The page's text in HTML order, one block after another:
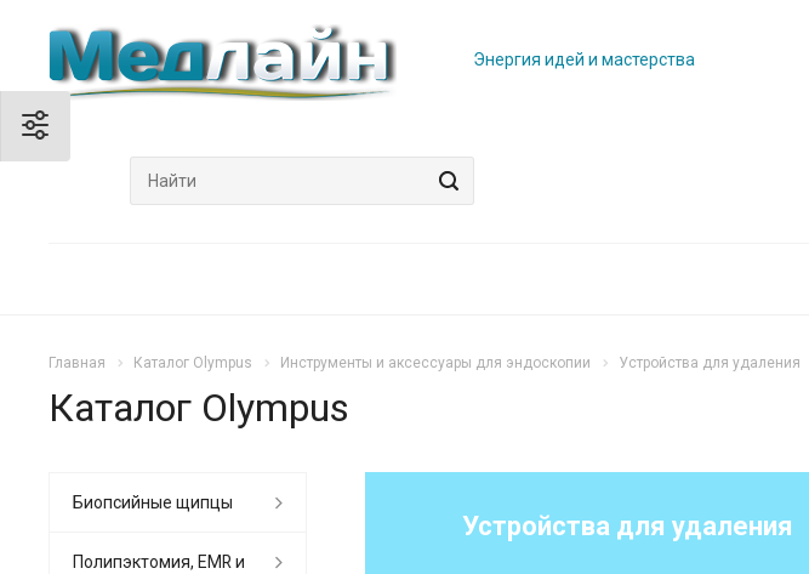
Энергия идей и мастерства
Главная Каталог Olympus Инструменты и аксессуары для эндоскопии Устройства для удаления
Каталог Olympus
Устройства для удаления
Биопсийные щипцы
Полипэктомия, EMR и